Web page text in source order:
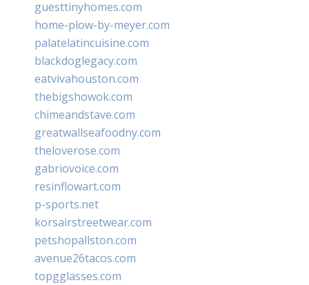
guesttinyhomes.com
home-plow-by-meyer.com
palatelatincuisine.com
blackdoglegacy.com
eatvivahouston.com
thebigshowok.com
chimeandstave.com
greatwallseafoodny.com
theloverose.com
gabriovoice.com
resinflowart.com
p-sports.net
korsairstreetwear.com
petshopallston.com
avenue26tacos.com
topgglasses.com